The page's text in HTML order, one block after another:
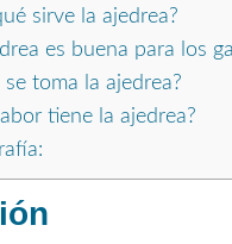
sirve la ajedrea?
es buena para los
toma la ajedrea?
tiene la ajedrea?